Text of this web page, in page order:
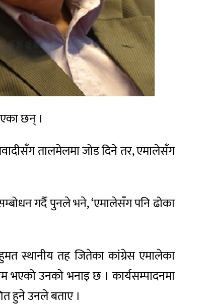
छन् ।
तालमेलमा जोड दिने तर, एमालेसँग
गर्दै पुनले भने, ‘एमालेसँग पनि ढोका
स्थानीय तह जितेका कांग्रेस एमालेका
भएको उनको भनाइ छ । कार्यसम्पादनमा
हुने उनले बताए ।